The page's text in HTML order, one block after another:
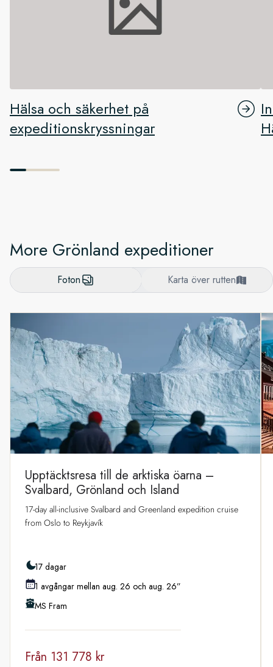
Hälsa och säkerhet på
expeditionskryssningar
More Grönland expeditioner
Foton Karta över rutten
Upptäcktsresa till de arktiska öarna –
Svalbard, Grönland och Island
17-day all-inclusive Svalbard and Greenland expedition cruise
from Oslo to Reykjavík
17 dagar
1 avgångar mellan aug. 26 och aug. 26”
MS Fram
Från 131 778 kr